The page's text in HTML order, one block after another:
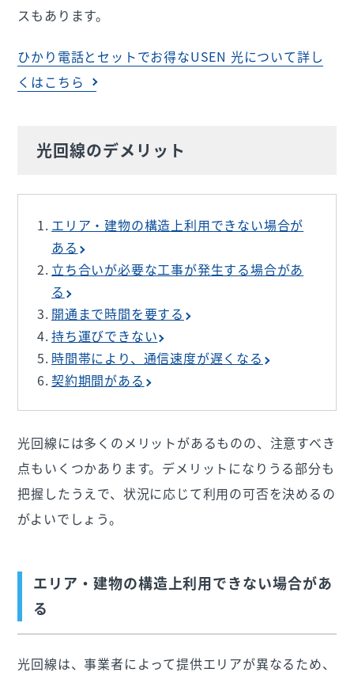
スもあります。
ひかり電話とセットでお得なUSEN 光について詳し
くはこちら
光回線のデメリット
エリア・建物の構造上利用できない場合が
ある
立ち合いが必要な工事が発生する場合があ
る
開通まで時間を要する
持ち運びできない
時間帯により、通信速度が遅くなる
契約期間がある
光回線には多くのメリットがあるものの、注意すべき
点もいくつかあります。デメリットになりうる部分も
把握したうえで、状況に応じて利用の可否を決めるの
がよいでしょう。
エリア・建物の構造上利用できない場合があ
る
光回線は、事業者によって提供エリアが異なるため、